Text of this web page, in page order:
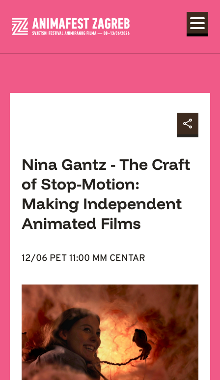
Nina Gantz - The Craft
of Stop-Motion:
Making Independent
Animated Films
12/06 PET 11:00 MM CENTAR